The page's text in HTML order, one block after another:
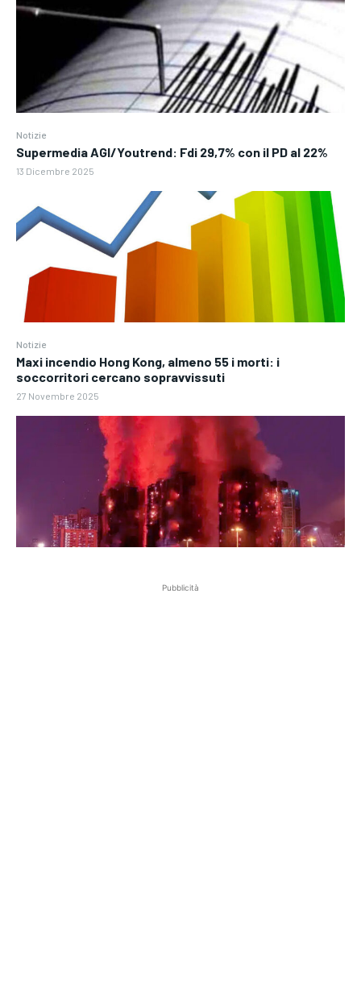
Notizie
Supermedia AGI/Youtrend: Fdi 29,7% con il PD al 22%
13 Dicembre 2025
Notizie
Maxi incendio Hong Kong, almeno 55 i morti: i
soccorritori cercano sopravvissuti
27 Novembre 2025
Pubblicità